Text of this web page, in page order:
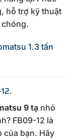
hỗ trợ kỹ thuật
1.3 tấn
9 tạ nhỏ
FB09-12 là
của bạn. Hãy